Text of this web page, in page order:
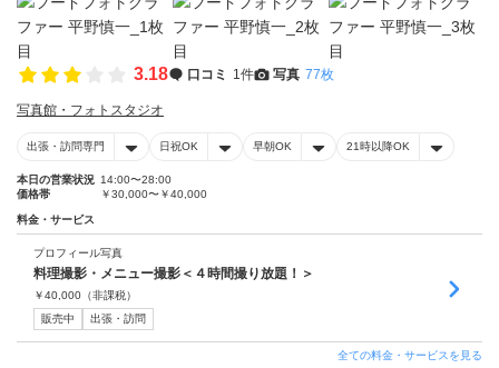
3.18 口コミ 1件 写真 77枚
写真館・フォトスタジオ
出張・訪問専門 日祝OK 早朝OK 21時以降OK
本日の営業状況 14:00〜28:00
価格帯
￥30,000〜￥40,000
料金・サービス
プロフィール写真
料理撮影・メニュー撮影＜４時間撮り放題！＞
￥40,000 （非課税）
販売中
出張・訪問
全ての料金・サービスを見る